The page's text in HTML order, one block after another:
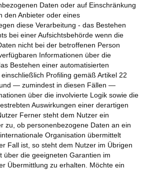
Daten oder auf Einschränkung
den Anbieter oder eines
diese Verarbeitung - das Bestehen
bei einer Aufsichtsbehörde wenn die
nicht bei der betroffenen Person
Informationen über die
Bestehen einer automatisierten
Profiling gemäß Artikel 22
— zumindest in diesen Fällen —
über die involvierte Logik sowie die
Auswirkungen einer derartigen
Ferner steht dem Nutzer ein
zu, ob personenbezogene Daten an ein
Organisation übermittelt
Fall ist, so steht dem Nutzer im Übrigen
über die geeigneten Garantien im
Übermittlung zu erhalten. Möchte ein